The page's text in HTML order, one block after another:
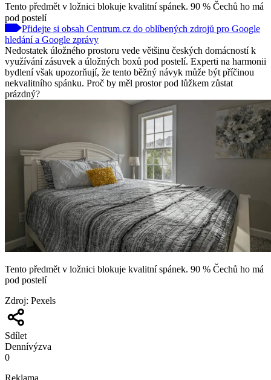
Tento předmět v ložnici blokuje kvalitní spánek. 90 % Čechů ho má
pod postelí
Přidejte si obsah Centrum.cz do oblíbených zdrojů pro Google
hledání a Google zprávy
Nedostatek úložného prostoru vede většinu českých domácností k
využívání zásuvek a úložných boxů pod postelí. Experti na harmonii
bydlení však upozorňují, že tento běžný návyk může být příčinou
nekvalitního spánku. Proč by měl prostor pod lůžkem zůstat
prázdný?
Tento předmět v ložnici blokuje kvalitní spánek. 90 % Čechů ho má
pod postelí
Zdroj: Pexels
Sdílet
Dennívýzva
0
Reklama